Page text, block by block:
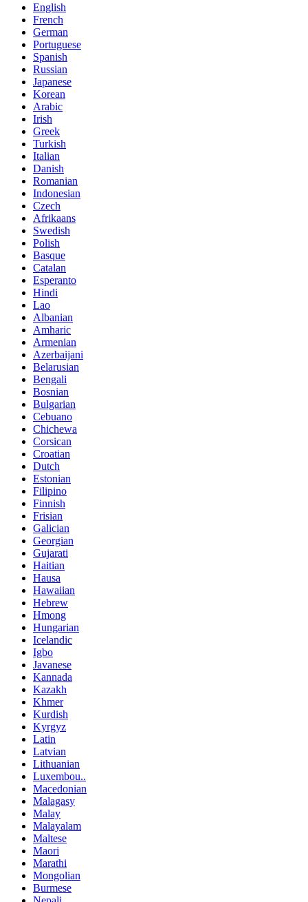
English
French
German
Portuguese
Spanish
Russian
Japanese
Korean
Arabic
Irish
Greek
Turkish
Italian
Danish
Romanian
Indonesian
Czech
Afrikaans
Swedish
Polish
Basque
Catalan
Esperanto
Hindi
Lao
Albanian
Amharic
Armenian
Azerbaijani
Belarusian
Bengali
Bosnian
Bulgarian
Cebuano
Chichewa
Corsican
Croatian
Dutch
Estonian
Filipino
Finnish
Frisian
Galician
Georgian
Gujarati
Haitian
Hausa
Hawaiian
Hebrew
Hmong
Hungarian
Icelandic
Igbo
Javanese
Kannada
Kazakh
Khmer
Kurdish
Kyrgyz
Latin
Latvian
Lithuanian
Luxembou..
Macedonian
Malagasy
Malay
Malayalam
Maltese
Maori
Marathi
Mongolian
Burmese